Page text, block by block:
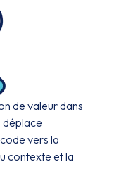
de valeur dans
déplace
vers la
contexte et la